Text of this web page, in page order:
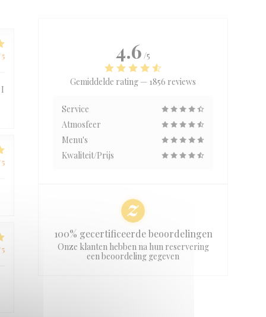
4.6 /5
Gemiddelde rating — 1856 reviews
Service
Atmosfeer
Menu's
Kwaliteit/Prijs
100% gecertificeerde beoordelingen
Onze klanten hebben na hun reservering
een beoordeling gegeven